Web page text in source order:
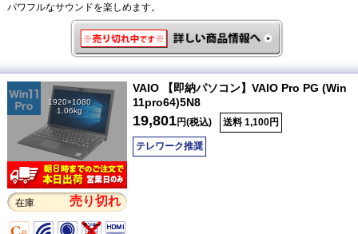
パワフルなサウンドを楽しめます。
1920×1080
1.06kg
在庫 売り切れ
VAIO 【即納パソコン】VAIO Pro PG (Win
11pro64)5N8
19,801円(税込) 送料 1,100円
テレワーク推奨